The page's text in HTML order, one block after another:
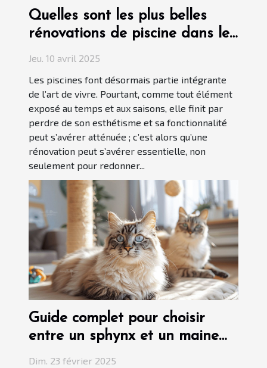
Quelles sont les plus belles
rénovations de piscine dans le
Var ?
Jeu. 10 avril 2025
Les piscines font désormais partie intégrante
de l’art de vivre. Pourtant, comme tout élément
exposé au temps et aux saisons, elle finit par
perdre de son esthétisme et sa fonctionnalité
peut s’avérer atténuée ; c’est alors qu’une
rénovation peut s’avérer essentielle, non
seulement pour redonner...
Guide complet pour choisir
entre un sphynx et un maine
Dim. 23 février 2025